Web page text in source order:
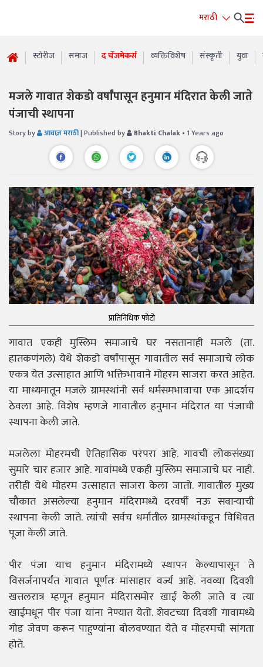
मराठी
स्टोरीज समाज द चेंजमेकर्स व्यक्तिविशेष संस्कृती युवा
मजले गावात शेकडो वर्षांपासून हनुमान मंदिरात केली जाते
पंजाची स्थापना
Story by आवाज़ मराठी| Published by Bhakti Chalak • 1 Years ago
प्रातिनिधिक फोटो
गावात एकही मुस्लिम समाजाचे घर नसतानाही मजले (ता.
हातकणंगले) येथे शेकडो वर्षांपासून गावातील सर्व समाजाचे लोक
एकत्र येत उत्साहात आणि भक्तिभावाने मोहरम साजरा करत आहेत.
या माध्यमातून मजले ग्रामस्थांनी सर्व धर्मसमभावाचा एक आदर्शच
ठेवला आहे. विशेष म्हणजे गावातील हनुमान मंदिरात या पंजाची
स्थापना केली जाते.
मजलेला मोहरमची ऐतिहासिक परंपरा आहे. गावची लोकसंख्या
सुमारे चार हजार आहे. गावांमध्ये एकही मुस्लिम समाजाचे घर नाही.
तरीही येथे मोहरम उत्साहात साजरा केला जातो. गावातील मुख्य
चौकात असलेल्या हनुमान मंदिरामध्ये दरवर्षी नऊ सवाऱ्याची
स्थापना केली जाते. त्यांची सर्वच धर्मातील ग्रामस्थांकडून विधिवत
पूजा केली जाते.
पीर पंजा याच हनुमान मंदिरामध्ये स्थापन केल्यापासून ते
विसर्जनापर्यंत गावात पूर्णतः मांसाहार वर्ज्य आहे. नवव्या दिवशी
खत्तलरात्र म्हणून हनुमान मंदिरासमोर खाई केली जाते व त्या
खाईमधून पीर पंजा यांना नेण्यात येतो. शेवटच्या दिवशी गावामध्ये
गोड जेवण करून पाहुण्यांना बोलवण्यात येते व मोहरमची सांगता
होते.